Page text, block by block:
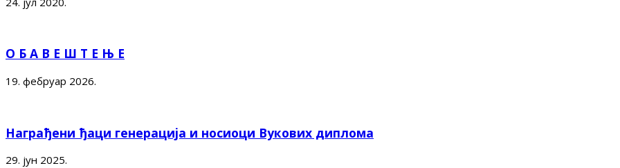
О Б А В Е Ш Т Е Њ Е
19. фебруар 2026.
Награђени ђаци генерација и носиоци Вукових диплома
29. јун 2025.